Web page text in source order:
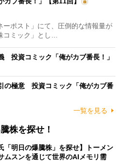
ポスト」にて、圧倒的な情報量が
コミック」とし…
投資コミック「俺がカブ番長！」
の極意 投資コミック「俺がカブ番
一覧を見る
株を探せ！
「明日の爆騰株」を探せ】トーメン
ムスンを通じて世界のAIメモリ需